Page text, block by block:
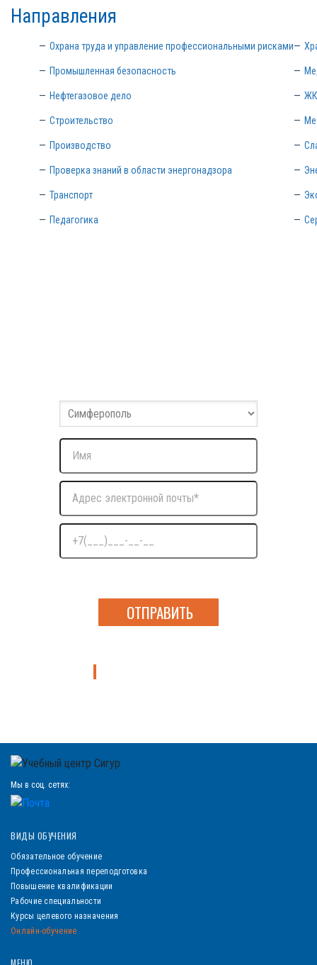
Направления
Охрана труда и управление профессиональными рисками
Промышленная безопасность
Нефтегазовое дело
Строительство
Производство
Проверка знаний в области энергонадзора
Транспорт
Педагогика
Мы в соц. сетях:
ВИДЫ ОБУЧЕНИЯ
Обязательное обучение
Профессиональная переподготовка
Повышение квалификации
Рабочие специальности
Курсы целевого назначения
Онлайн-обучение
МЕНЮ